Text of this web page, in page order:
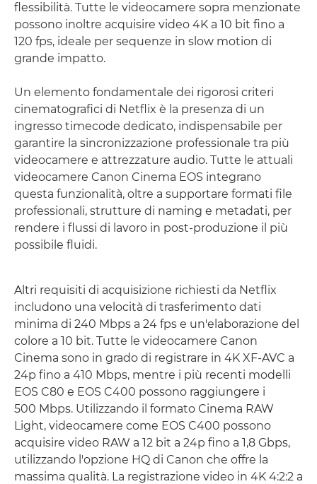
flessibilità. Tutte le videocamere sopra menzionate
possono inoltre acquisire video 4K a 10 bit fino a
120 fps, ideale per sequenze in slow motion di
grande impatto.
Un elemento fondamentale dei rigorosi criteri
cinematografici di Netflix è la presenza di un
ingresso timecode dedicato, indispensabile per
garantire la sincronizzazione professionale tra più
videocamere e attrezzature audio. Tutte le attuali
videocamere Canon Cinema EOS integrano
questa funzionalità, oltre a supportare formati file
professionali, strutture di naming e metadati, per
rendere i flussi di lavoro in post-produzione il più
possibile fluidi.
Altri requisiti di acquisizione richiesti da Netflix
includono una velocità di trasferimento dati
minima di 240 Mbps a 24 fps e un'elaborazione del
colore a 10 bit. Tutte le videocamere Canon
Cinema sono in grado di registrare in 4K XF-AVC a
24p fino a 410 Mbps, mentre i più recenti modelli
EOS C80 e EOS C400 possono raggiungere i
500 Mbps. Utilizzando il formato Cinema RAW
Light, videocamere come EOS C400 possono
acquisire video RAW a 12 bit a 24p fino a 1,8 Gbps,
utilizzando l'opzione HQ di Canon che offre la
massima qualità. La registrazione video in 4K 4:2:2 a